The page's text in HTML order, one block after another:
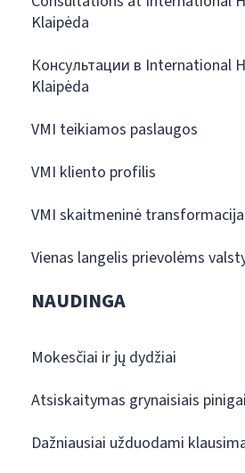
Klaipėda
Консультации в International
Klaipėda
VMI teikiamos paslaugos
VMI kliento profilis
VMI skaitmeninė transformacija
Vienas langelis prievolėms
NAUDINGA
Mokesčiai ir jų dydžiai
Atsiskaitymas grynaisiais
Dažniausiai užduodami